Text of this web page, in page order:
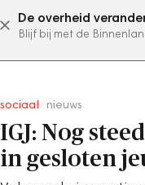
De overheid
Blijf bij met de
sociaal nieuws
IGJ: Nog
in gesloten